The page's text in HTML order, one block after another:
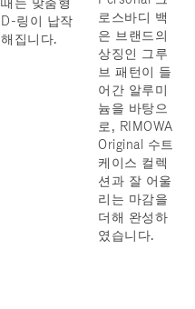
D-링이 납작
해집니다.
로스바디 백
은 브랜드의
상징인 그루
브 패턴이 들
어간 알루미
늄을 바탕으
로, RIMOWA
Original 수트
케이스 컬렉
션과 잘 어울
리는 마감을
더해 완성하
였습니다.